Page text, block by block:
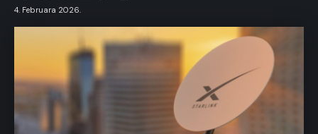
4. Februara 2026.